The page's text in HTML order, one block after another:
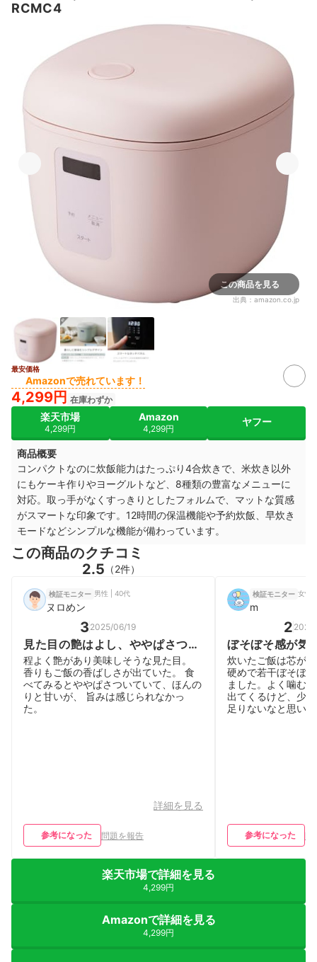
RCMC4
この商品を見る
出典： amazon.co.jp
最安価格
Amazonで売れています！
4,299円 在庫わずか
楽天市場
4,299円
Amazon
4,299円
ヤフー
商品概要
コンパクトなのに炊飯能力はたっぷり4合炊きで、米炊き以外
にもケーキ作りやヨーグルトなど、8種類の豊富なメニューに
対応。取っ手がなくすっきりとしたフォルムで、マットな質感
がスマートな印象です。12時間の保温機能や予約炊飯、早炊き
モードなどシンプルな機能が備わっています。
この商品のクチコミ
2.5 （2件）
検証モニター 男性 | 40代
ヌロめン
3 2025/06/19
見た目の艶はよし、ややぱさつい
てて残念
程よく艶があり美味しそうな見た目。
香りもご飯の香ばしさが出ていた。 食
べてみるとややぱさついていて、ほんの
りと甘いが、 旨みは感じられなかっ
た。
詳細を見る
参考になった 問題を報告
検証モニター 女性
m
2
ぼそぼそ感が気
炊いたご飯は芯が
硬めで若干ぼそぼ
ました。よく噛む
出てくるけど、少
足りないなと思い
参考になった
楽天市場で詳細を見る
4,299円
Amazonで詳細を見る
4,299円